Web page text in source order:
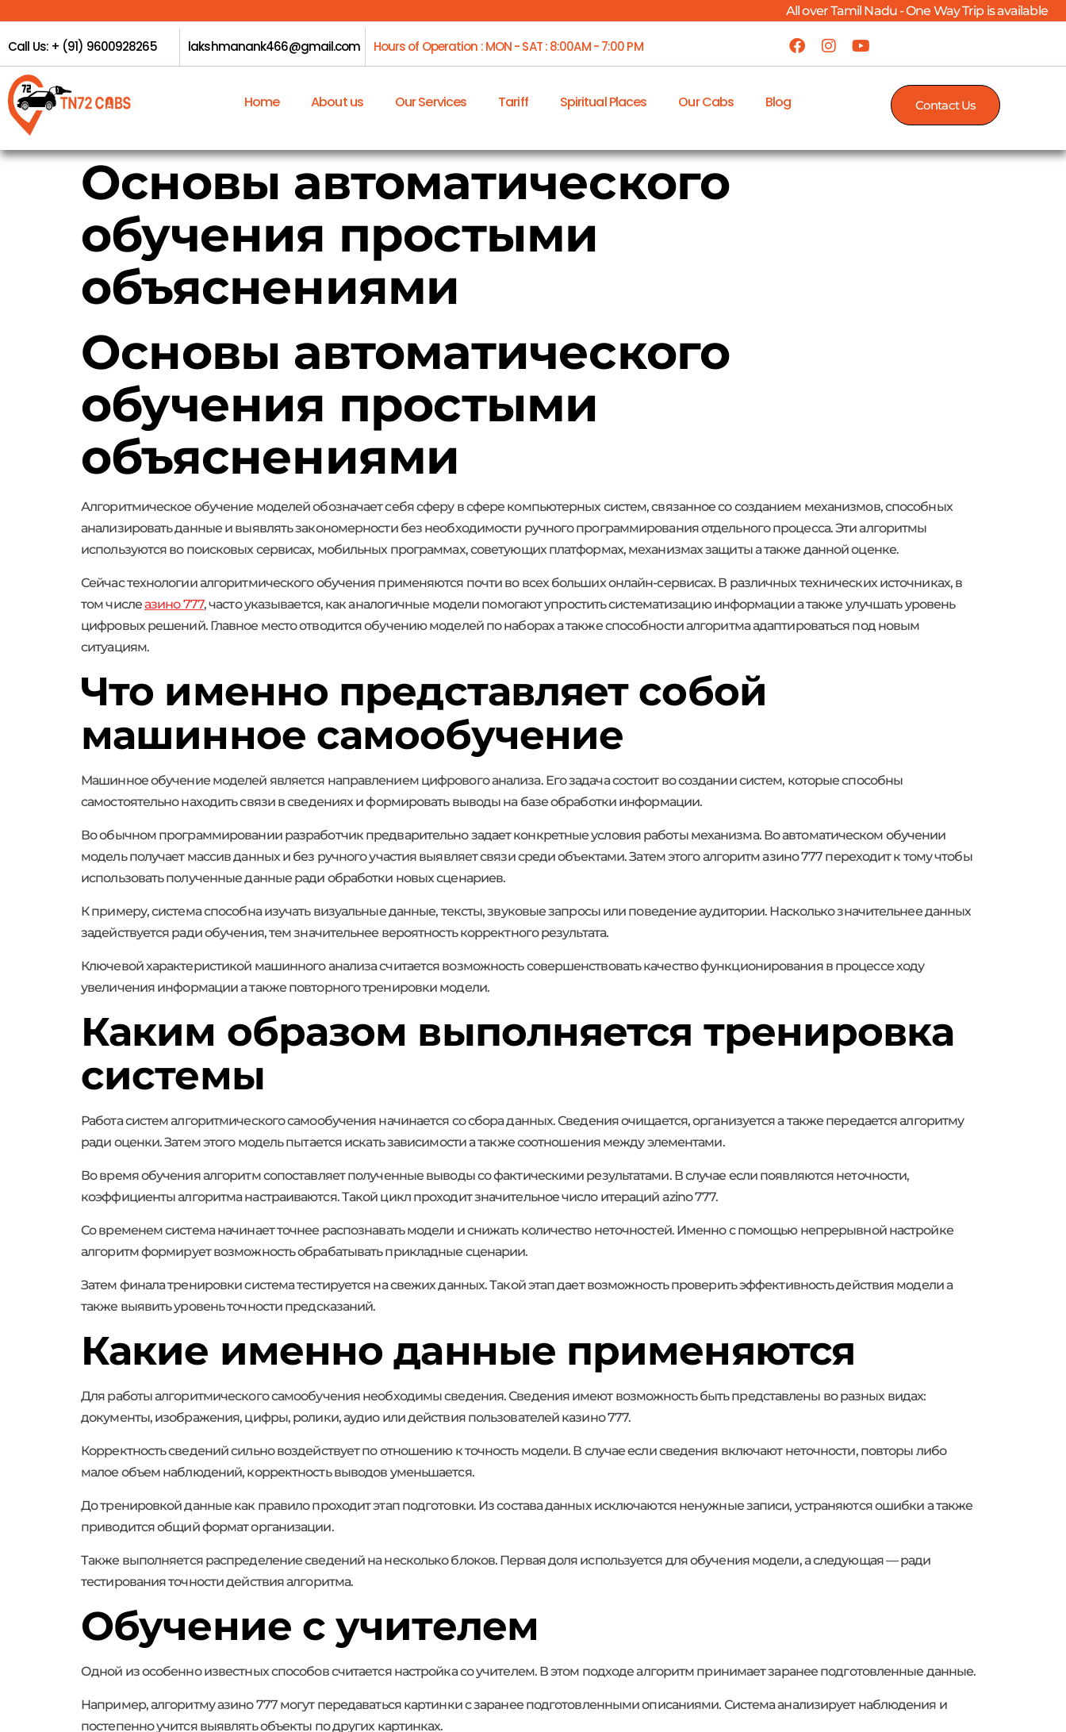
All over Tamil Nadu - One Way Trip is available
Call Us: + (91) 9600928265 lakshmanank466@gmail.com Hours of Operation : MON - SAT : 8:00AM - 7:00 PM
Home About us Our Services Tariff Spiritual Places Our Cabs Blog Contact Us
Основы автоматического
обучения простыми
объяснениями
Основы автоматического
обучения простыми
объяснениями
Алгоритмическое обучение моделей обозначает себя сферу в сфере компьютерных систем, связанное со созданием механизмов, способных
анализировать данные и выявлять закономерности без необходимости ручного программирования отдельного процесса. Эти алгоритмы
используются во поисковых сервисах, мобильных программах, советующих платформах, механизмах защиты а также данной оценке.
Сейчас технологии алгоритмического обучения применяются почти во всех больших онлайн-сервисах. В различных технических источниках, в
том числеазино 777, часто указывается, как аналогичные модели помогают упростить систематизацию информации а также улучшать уровень
цифровых решений. Главное место отводится обучению моделей по наборах а также способности алгоритма адаптироваться под новым
ситуациям.
Что именно представляет собой
машинное самообучение
Машинное обучение моделей является направлением цифрового анализа. Его задача состоит во создании систем, которые способны
самостоятельно находить связи в сведениях и формировать выводы на базе обработки информации.
Во обычном программировании разработчик предварительно задает конкретные условия работы механизма. Во автоматическом обучении
модель получает массив данных и без ручного участия выявляет связи среди объектами. Затем этого алгоритм азино 777 переходит к тому чтобы
использовать полученные данные ради обработки новых сценариев.
К примеру, система способна изучать визуальные данные, тексты, звуковые запросы или поведение аудитории. Насколько значительнее данных
задействуется ради обучения, тем значительнее вероятность корректного результата.
Ключевой характеристикой машинного анализа считается возможность совершенствовать качество функционирования в процессе ходу
увеличения информации а также повторного тренировки модели.
Каким образом выполняется тренировка
системы
Работа систем алгоритмического самообучения начинается со сбора данных. Сведения очищается, организуется а также передается алгоритму
ради оценки. Затем этого модель пытается искать зависимости а также соотношения между элементами.
Во время обучения алгоритм сопоставляет полученные выводы со фактическими результатами. В случае если появляются неточности,
коэффициенты алгоритма настраиваются. Такой цикл проходит значительное число итераций azino 777.
Со временем система начинает точнее распознавать модели и снижать количество неточностей. Именно с помощью непрерывной настройке
алгоритм формирует возможность обрабатывать прикладные сценарии.
Затем финала тренировки система тестируется на свежих данных. Такой этап дает возможность проверить эффективность действия модели а
также выявить уровень точности предсказаний.
Какие именно данные применяются
Для работы алгоритмического самообучения необходимы сведения. Сведения имеют возможность быть представлены во разных видах:
документы, изображения, цифры, ролики, аудио или действия пользователей казино 777.
Корректность сведений сильно воздействует по отношению к точность модели. В случае если сведения включают неточности, повторы либо
малое объем наблюдений, корректность выводов уменьшается.
До тренировкой данные как правило проходит этап подготовки. Из состава данных исключаются ненужные записи, устраняются ошибки а также
приводится общий формат организации.
Также выполняется распределение сведений на несколько блоков. Первая доля используется для обучения модели, а следующая — ради
тестирования точности действия алгоритма.
Обучение с учителем
Одной из особенно известных способов считается настройка со учителем. В этом подходе алгоритм принимает заранее подготовленные данные.
Например, алгоритму азино 777 могут передаваться картинки с заранее подготовленными описаниями. Система анализирует наблюдения и
постепенно учится выявлять объекты по других картинках.